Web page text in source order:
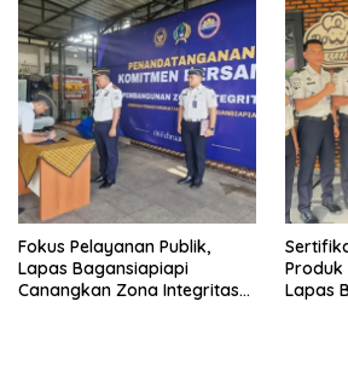
Fokus Pelayanan Publik,
Lapas Bagansiapiapi
Canangkan Zona Integritas
Produk
Lapas